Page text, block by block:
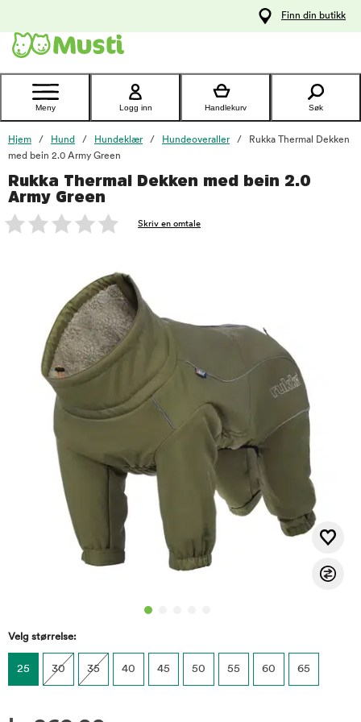
Kontakt
kundeservice
Finn din butikk
Meny Logg inn Handlekurv Søk
Hjem Hund Hundeklær Hundeoveraller
Rukka Thermal Dekken
med bein 2.0 Army Green
Rukka Thermal Dekken med bein 2.0
Army Green
Skriv en omtale
Velg størrelse:
25 30 35 40 45 50 55 60 65
foo